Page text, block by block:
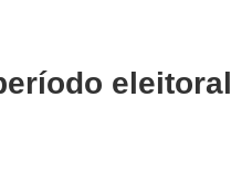
eleitoral